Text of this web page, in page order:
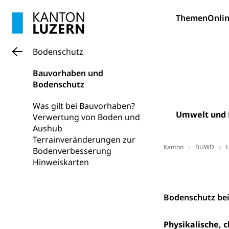
Themen
Umwelt und
Bodenschutz
Bauvorhaben und
Bodenschutz
Was gilt bei Bauvorhaben?
Verwertung von Boden und
Aushub
Terrainveränderungen zur
Bodenverbesserung
Hinweiskarten
Kanton BUWD
Bodenschutz
Physikalische,
Vorschule
Kindergarten,
sichere
Trinkwasser
Prävention